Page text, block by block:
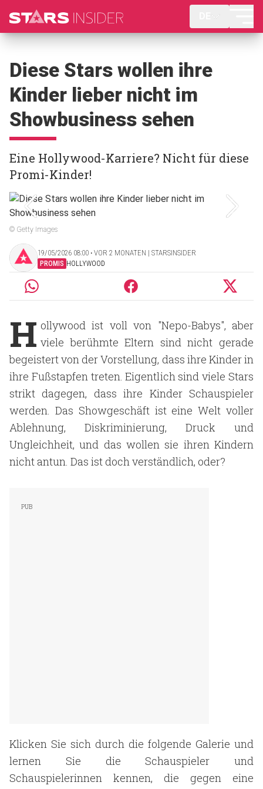
Diese Stars wollen ihre
Kinder lieber nicht im
Showbusiness sehen
Eine Hollywood-Karriere? Nicht für diese
Promi-Kinder!
© Getty Images
19/05/2026 08:00 ‧ VOR 2 MONATEN | STARSINSIDER
PROMIS HOLLYWOOD
H ollywood ist voll von "Nepo-Babys", aber
viele berühmte Eltern sind nicht gerade
begeistert von der Vorstellung, dass ihre Kinder in
ihre Fußstapfen treten. Eigentlich sind viele Stars
strikt dagegen, dass ihre Kinder Schauspieler
werden. Das Showgeschäft ist eine Welt voller
Ablehnung, Diskriminierung, Druck und
Ungleichheit, und das wollen sie ihren Kindern
nicht antun. Das ist doch verständlich, oder?
Klicken Sie sich durch die folgende Galerie und
lernen Sie die Schauspieler und
Schauspielerinnen kennen, die gegen eine